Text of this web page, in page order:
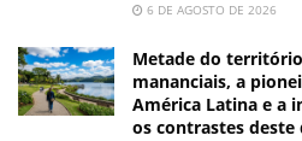
6 DE AGOSTO DE 2026
Metade do
mananciais, a
América Latina e a
os contrastes deste